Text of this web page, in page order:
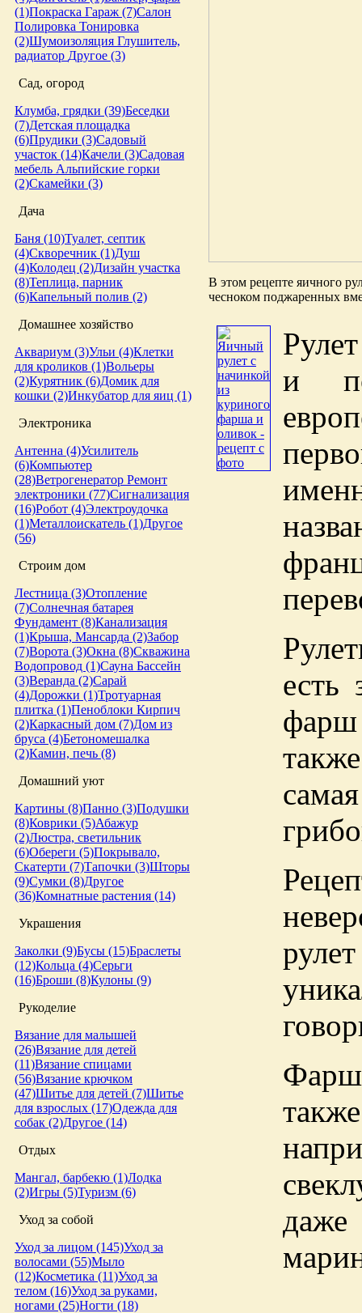
(1)Покраска Гараж (7)Салон
Полировка Тонировка
(2)Шумоизоляция Глушитель,
радиатор Другое (3)
Сад, огород
Клумба, грядки (39)Беседки
(7)Детская площадка
(6)Прудики (3)Садовый
участок (14)Качели (3)Садовая
мебель Альпийские горки
(2)Скамейки (3)
Дача
Баня (10)Туалет, септик
(4)Скворечник (1)Душ
(4)Колодец (2)Дизайн участка
(8)Теплица, парник
(6)Капельный полив (2)
Домашнее хозяйство
Аквариум (3)Ульи (4)Клетки
для кроликов (1)Вольеры
(2)Курятник (6)Домик для
кошки (2)Инкубатор для яиц (1)
Электроника
Антенна (4)Усилитель
(6)Компьютер
(28)Ветрогенератор Ремонт
электроники (77)Сигнализация
(16)Робот (4)Электроудочка
(1)Металлоискатель (1)Другое
(56)
Строим дом
Лестница (3)Отопление
(7)Солнечная батарея
Фундамент (8)Канализация
(1)Крыша, Мансарда (2)Забор
(7)Ворота (3)Окна (8)Скважина
Водопровод (1)Сауна Бассейн
(3)Веранда (2)Сарай
(4)Дорожки (1)Тротуарная
плитка (1)Пеноблоки Кирпич
(2)Каркасный дом (7)Дом из
бруса (4)Бетономешалка
(2)Камин, печь (8)
Домашний уют
Картины (8)Панно (3)Подушки
(8)Коврики (5)Абажур
(2)Люстра, светильник
(6)Обереги (5)Покрывало,
Скатерти (7)Тапочки (3)Шторы
(9)Сумки (8)Другое
(36)Комнатные растения (14)
Украшения
Заколки (9)Бусы (15)Браслеты
(12)Кольца (4)Серьги
(16)Броши (8)Кулоны (9)
Рукоделие
Вязание для малышей
(26)Вязание для детей
(11)Вязание спицами
(56)Вязание крючком
(47)Шитье для детей (7)Шитье
для взрослых (17)Одежда для
собак (2)Другое (14)
Отдых
Мангал, барбекю (1)Лодка
(2)Игры (5)Туризм (6)
Уход за собой
Уход за лицом (145)Уход за
волосами (55)Мыло
(12)Косметика (11)Уход за
телом (16)Уход за руками,
ногами (25)Ногти (18)
В этом рецепте яичного
чесноком поджаренных
и
есть
фарш
Фарш